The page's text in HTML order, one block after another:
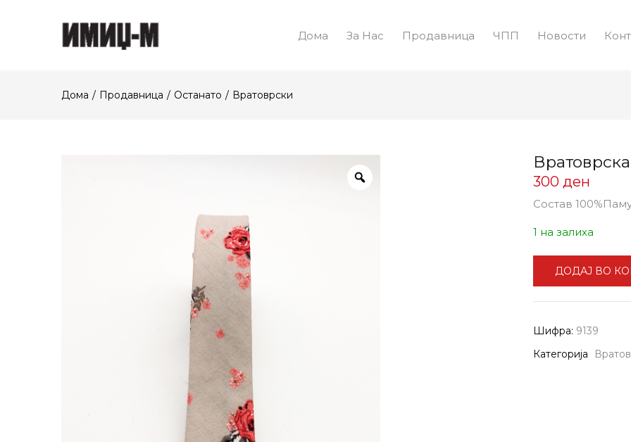
Дома За Нас Продавница ЧПП Новости
Дома Продавница Останато Вратоврски
300 ден
Состав
1 на залиха
ДОДАЈ ВО
Шифра: 9139
Категорија